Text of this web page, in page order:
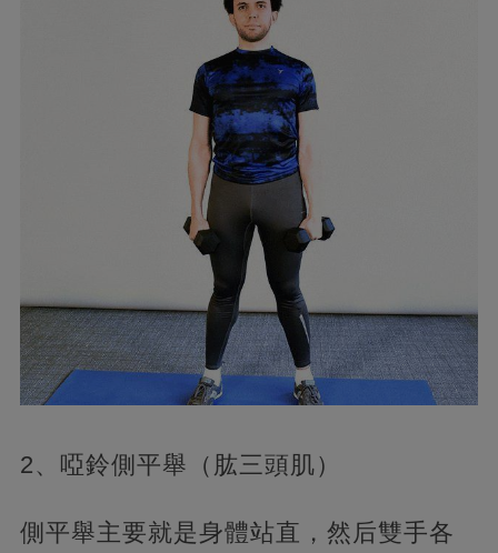
2、啞鈴側平舉（肱三頭肌）
側平舉主要就是身體站直，然后雙手各